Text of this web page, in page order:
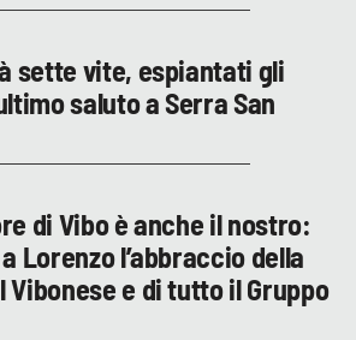
sette vite, espiantati gli
saluto a Serra San
di Vibo è anche il nostro:
Lorenzo l’abbraccio della
Vibonese e di tutto il Gruppo